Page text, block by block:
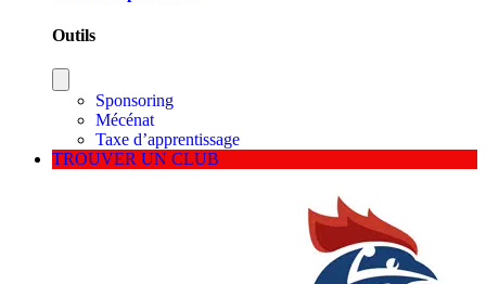
Outils
Sponsoring
Mécénat
Taxe d’apprentissage
TROUVER UN CLUB